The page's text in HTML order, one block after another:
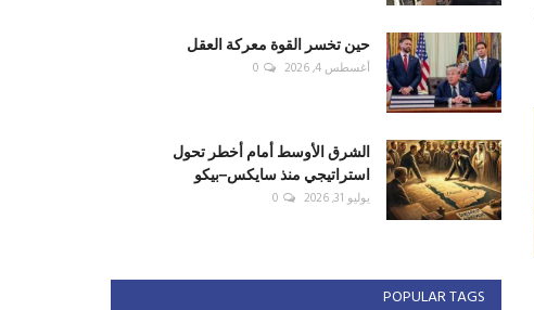
حين تخسر القوة معركة العقل
أغسطس 4, 2026 0
الشرق الأوسط أمام أخطر تحول
استراتيجي منذ سايكس–بيكو
يوليو 31, 2026 0
POPULAR TAGS